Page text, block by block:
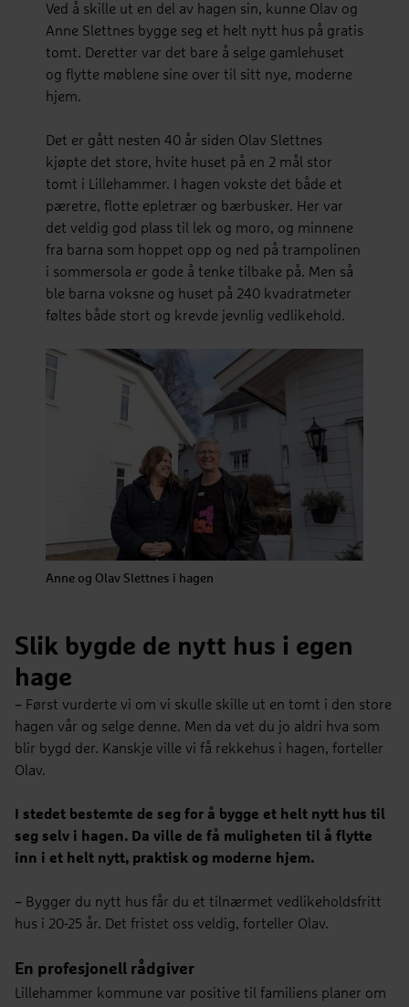
Ved å skille ut en del av hagen sin, kunne Olav og
Anne Slettnes bygge seg et helt nytt hus på gratis
tomt. Deretter var det bare å selge gamlehuset
og flytte møblene sine over til sitt nye, moderne
hjem.
Det er gått nesten 40 år siden Olav Slettnes
kjøpte det store, hvite huset på en 2 mål stor
tomt i Lillehammer. I hagen vokste det både et
pæretre, flotte epletrær og bærbusker. Her var
det veldig god plass til lek og moro, og minnene
fra barna som hoppet opp og ned på trampolinen
i sommersola er gode å tenke tilbake på. Men så
ble barna voksne og huset på 240 kvadratmeter
føltes både stort og krevde jevnlig vedlikehold.
Anne og Olav Slettnes i hagen
Slik bygde de nytt hus i egen
hage
– Først vurderte vi om vi skulle skille ut en tomt i den store
hagen vår og selge denne. Men da vet du jo aldri hva som
blir bygd der. Kanskje ville vi få rekkehus i hagen, forteller
Olav.
I stedet bestemte de seg for å bygge et helt nytt hus til
seg selv i hagen. Da ville de få muligheten til å flytte
inn i et helt nytt, praktisk og moderne hjem.
– Bygger du nytt hus får du et tilnærmet vedlikeholdsfritt
hus i 20-25 år. Det fristet oss veldig, forteller Olav.
En profesjonell rådgiver
Lillehammer kommune var positive til familiens planer om